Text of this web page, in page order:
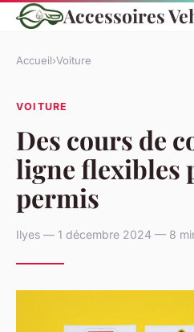
Accessoires
Accueil›Voiture
VOITURE
Des cours de
ligne flexibles
permis
Ilyes — 1 décembre 2024 — 8